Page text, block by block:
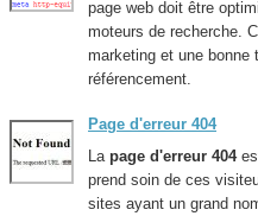
page web doit être
moteurs de recherche.
marketing et une bonne
référencement.
Page d'erreur 404
Lapage d'erreur 404
prend soin de ces
sites ayant un grand